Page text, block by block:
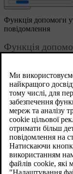
Ввійти
Функція допомоги
повідомлення
Функція
система
Ця функція
їзди по шосе
зменшити
руху у певних
У тих
робота